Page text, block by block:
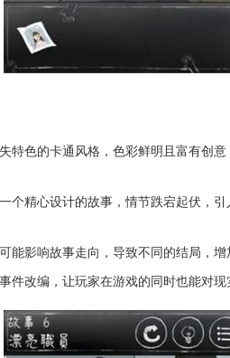
特色的卡通风格，色彩鲜明且富有创
个精心设计的故事，情节跌宕起伏，
能影响故事走向，导致不同的结局，增
件改编，让玩家在游戏的同时也能对现